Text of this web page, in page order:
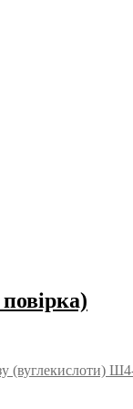
(вуглекислоти)